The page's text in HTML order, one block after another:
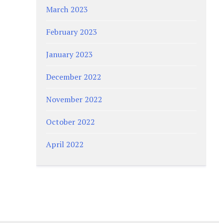
March 2023
February 2023
January 2023
December 2022
November 2022
October 2022
April 2022